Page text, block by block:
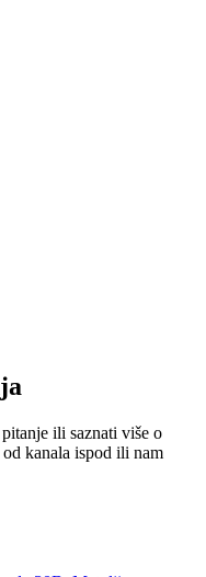
ili saznati više o
kanala ispod ili nam